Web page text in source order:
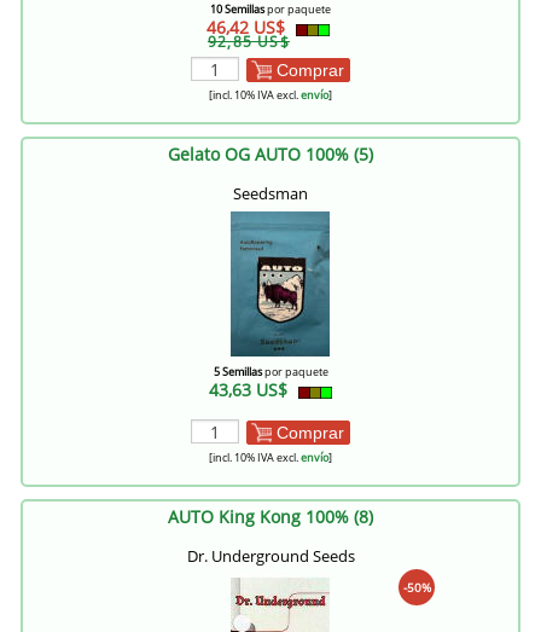
10 Semillaspor paquete
46,42 US$
92,85 US$
Comprar
[incl. 10% IVA excl.envío]
Gelato OG AUTO 100% (5)
Seedsman
5 Semillaspor paquete
43,63 US$
Comprar
[incl. 10% IVA excl.envío]
AUTO King Kong 100% (8)
Dr. Underground Seeds
-50%